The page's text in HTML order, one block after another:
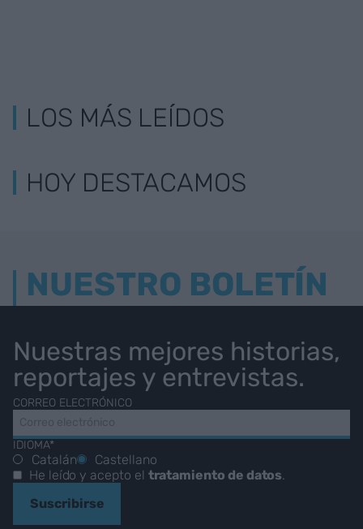
LOS MÁS LEÍDOS
HOY DESTACAMOS
NUESTRO BOLETÍN
Nuestras mejores historias,
reportajes y entrevistas.
CORREO ELECTRÓNICO
IDIOMA*
Catalán
Castellano
He leído y acepto el tratamiento de datos.
Suscribirse